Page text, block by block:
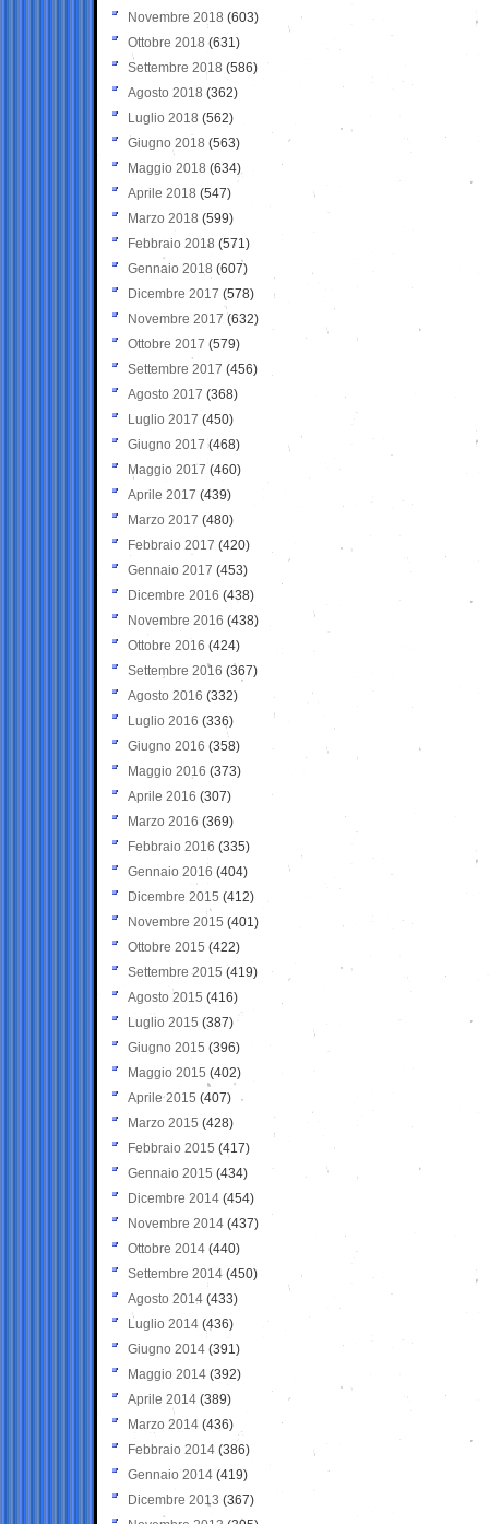
Novembre 2018 (603)
Ottobre 2018 (631)
Settembre 2018 (586)
Agosto 2018 (362)
Luglio 2018 (562)
Giugno 2018 (563)
Maggio 2018 (634)
Aprile 2018 (547)
Marzo 2018 (599)
Febbraio 2018 (571)
Gennaio 2018 (607)
Dicembre 2017 (578)
Novembre 2017 (632)
Ottobre 2017 (579)
Settembre 2017 (456)
Agosto 2017 (368)
Luglio 2017 (450)
Giugno 2017 (468)
Maggio 2017 (460)
Aprile 2017 (439)
Marzo 2017 (480)
Febbraio 2017 (420)
Gennaio 2017 (453)
Dicembre 2016 (438)
Novembre 2016 (438)
Ottobre 2016 (424)
Settembre 2016 (367)
Agosto 2016 (332)
Luglio 2016 (336)
Giugno 2016 (358)
Maggio 2016 (373)
Aprile 2016 (307)
Marzo 2016 (369)
Febbraio 2016 (335)
Gennaio 2016 (404)
Dicembre 2015 (412)
Novembre 2015 (401)
Ottobre 2015 (422)
Settembre 2015 (419)
Agosto 2015 (416)
Luglio 2015 (387)
Giugno 2015 (396)
Maggio 2015 (402)
Aprile 2015 (407)
Marzo 2015 (428)
Febbraio 2015 (417)
Gennaio 2015 (434)
Dicembre 2014 (454)
Novembre 2014 (437)
Ottobre 2014 (440)
Settembre 2014 (450)
Agosto 2014 (433)
Luglio 2014 (436)
Giugno 2014 (391)
Maggio 2014 (392)
Aprile 2014 (389)
Marzo 2014 (436)
Febbraio 2014 (386)
Gennaio 2014 (419)
Dicembre 2013 (367)